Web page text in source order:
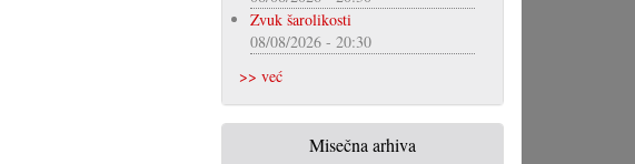
Zvuk šarolikosti
08/08/2026 - 20:30
>> već
Misečna arhiva